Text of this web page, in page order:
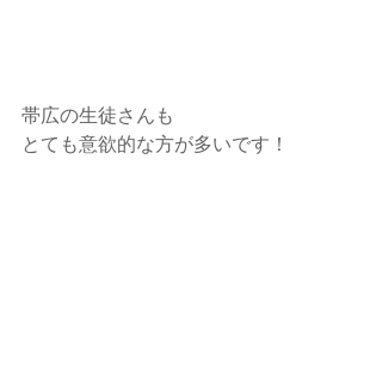
帯広の生徒さんも
とても意欲的な方が多いです！